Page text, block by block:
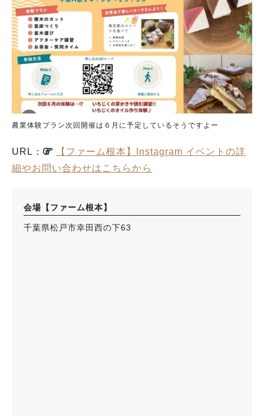
農業体験プラン次回開催は６月に予定しているそうですよー
URL：
【ファーム根本】Instagram イベントの詳
細やお問い合わせはこちらから
会場【ファーム根本】
千葉県松戸市幸田西の下63